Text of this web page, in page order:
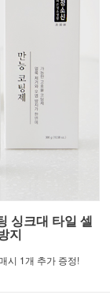
싱크대 타일 셀
지
시 1개 추가 증정!